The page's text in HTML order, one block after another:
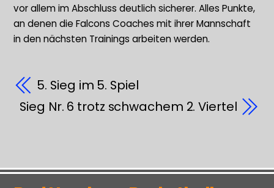
vor allem im Abschluss deutlich sicherer. Alles Punkte,
an denen die Falcons Coaches mit ihrer Mannschaft
in den nächsten Trainings arbeiten werden.
5. Sieg im 5. Spiel
Sieg Nr. 6 trotz schwachem 2. Viertel